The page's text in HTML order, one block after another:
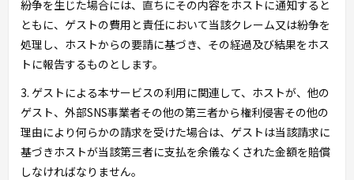
紛争を生じた場合には、直ちにその内容をホストに通知すると
ともに、ゲストの費用と責任において当該クレーム又は紛争を
処理し、ホストからの要請に基づき、その経過及び結果をホス
トに報告するものとします。
3. ゲストによる本サービスの利用に関連して、ホストが、他の
ゲスト、外部SNS事業者その他の第三者から権利侵害その他の
理由により何らかの請求を受けた場合は、ゲストは当該請求に
基づきホストが当該第三者に支払を余儀なくされた金額を賠償
しなければなりません。